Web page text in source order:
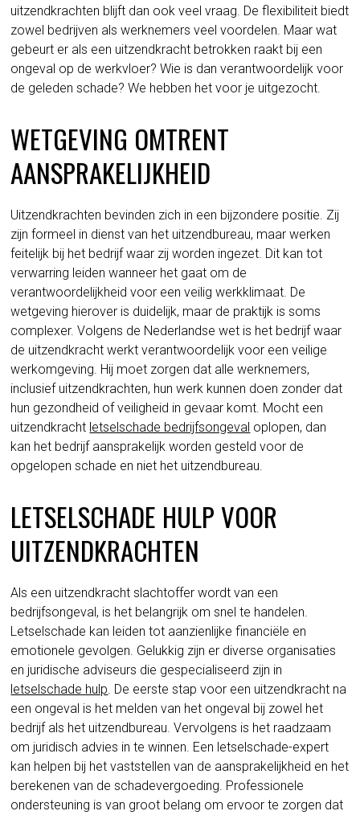
uitzendkrachten blijft dan ook veel vraag. De flexibiliteit biedt
zowel bedrijven als werknemers veel voordelen. Maar wat
gebeurt er als een uitzendkracht betrokken raakt bij een
ongeval op de werkvloer? Wie is dan verantwoordelijk voor
de geleden schade? We hebben het voor je uitgezocht.
WETGEVING OMTRENT
AANSPRAKELIJKHEID
Uitzendkrachten bevinden zich in een bijzondere positie. Zij
zijn formeel in dienst van het uitzendbureau, maar werken
feitelijk bij het bedrijf waar zij worden ingezet. Dit kan tot
verwarring leiden wanneer het gaat om de
verantwoordelijkheid voor een veilig werkklimaat. De
wetgeving hierover is duidelijk, maar de praktijk is soms
complexer. Volgens de Nederlandse wet is het bedrijf waar
de uitzendkracht werkt verantwoordelijk voor een veilige
werkomgeving. Hij moet zorgen dat alle werknemers,
inclusief uitzendkrachten, hun werk kunnen doen zonder dat
hun gezondheid of veiligheid in gevaar komt. Mocht een
uitzendkracht letselschade bedrijfsongeval oplopen, dan
kan het bedrijf aansprakelijk worden gesteld voor de
opgelopen schade en niet het uitzendbureau.
LETSELSCHADE HULP VOOR
UITZENDKRACHTEN
Als een uitzendkracht slachtoffer wordt van een
bedrijfsongeval, is het belangrijk om snel te handelen.
Letselschade kan leiden tot aanzienlijke financiële en
emotionele gevolgen. Gelukkig zijn er diverse organisaties
en juridische adviseurs die gespecialiseerd zijn in
letselschade hulp . De eerste stap voor een uitzendkracht na
een ongeval is het melden van het ongeval bij zowel het
bedrijf als het uitzendbureau. Vervolgens is het raadzaam
om juridisch advies in te winnen. Een letselschade-expert
kan helpen bij het vaststellen van de aansprakelijkheid en het
berekenen van de schadevergoeding. Professionele
ondersteuning is van groot belang om ervoor te zorgen dat